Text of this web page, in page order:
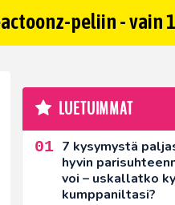
peliin - vain
LUETUIMMAT
7 kysymystä
hyvin
voi – uskallatko
kumppaniltasi?